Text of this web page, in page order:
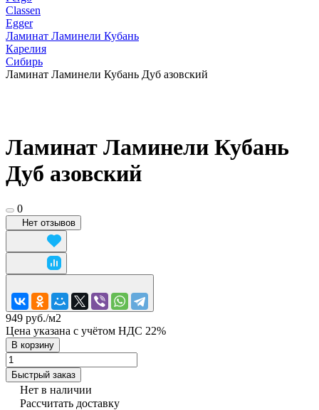
Classen
Egger
Ламинат Ламинели Кубань
Карелия
Сибирь
Ламинат Ламинели Кубань Дуб азовский
Ламинат Ламинели Кубань
Дуб азовский
0
Нет отзывов
949 руб./м2
Цена указана с учётом НДС 22%
В корзину
Быстрый заказ
Нет в наличии
Рассчитать доставку